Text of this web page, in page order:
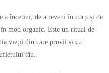
a încetini, de a reveni în corp și de
în mod organic. Este un ritual de
vieții din care provii și cu
tău.